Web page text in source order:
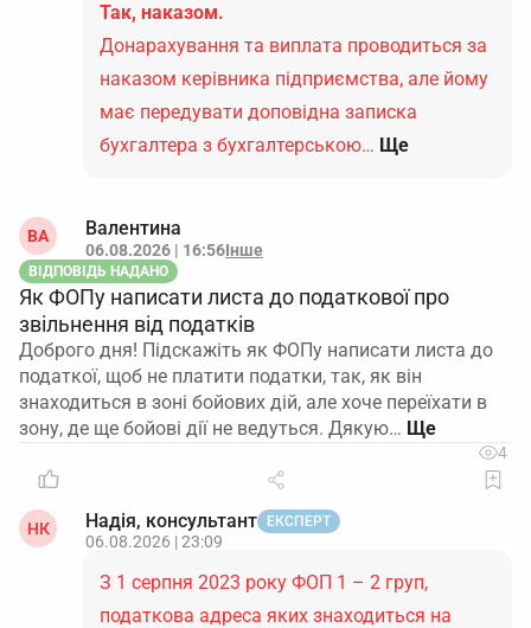
Так, наказом.
Донарахування та виплата проводиться за
наказом керівника підприємства, але йому
має передувати доповідна записка
бухгалтера з бухгалтерською… Ще
ВА Валентина
06.08.2026 | 16:56Інше
ВІДПОВІДЬ НАДАНО
Як ФОПу написати листа до податкової про
звільнення від податків
Доброго дня! Підскажіть як ФОПу написати листа до
податкої, щоб не платити податки, так, як він
знаходиться в зоні бойових дій, але хоче переїхати в
зону, де ще бойові дії не ведуться. Дякую…
4
НК Надія, консультант ЕКСПЕРТ
06.08.2026 | 23:09
З 1 серпня 2023 року ФОП 1 – 2 груп,
податкова адреса яких знаходиться на